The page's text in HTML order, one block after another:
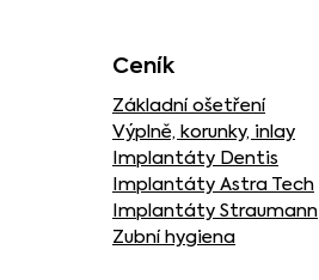
Ceník
Základní ošetření
Výplně, korunky, inlay
Implantáty Dentis
Implantáty Astra Tech
Implantáty Straumann
Zubní hygiena